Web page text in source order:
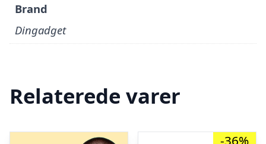
Brand
Dingadget
Relaterede varer
-36%